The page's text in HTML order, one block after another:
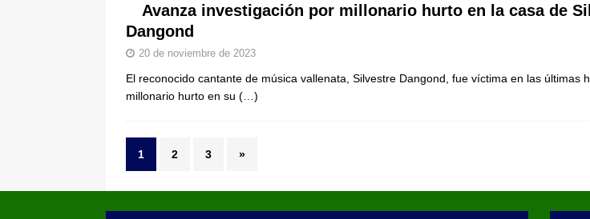
Avanza investigación por millonario hurto en la casa de
Dangond
20 de noviembre de 2023
El reconocido cantante de música vallenata, Silvestre Dangond, fue víctima en las últimas
millonario hurto en su (…)
1 2 3 »